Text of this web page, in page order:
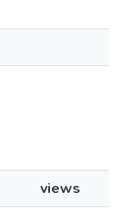
views